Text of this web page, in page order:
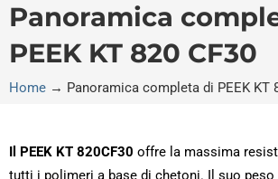
Panoramica
PEEK KT 820 CF30
Home → Panoramica completa di PEEK KT
Il PEEK KT 820CF30 offre la massima
tutti i polimeri a base di chetoni. Il suo